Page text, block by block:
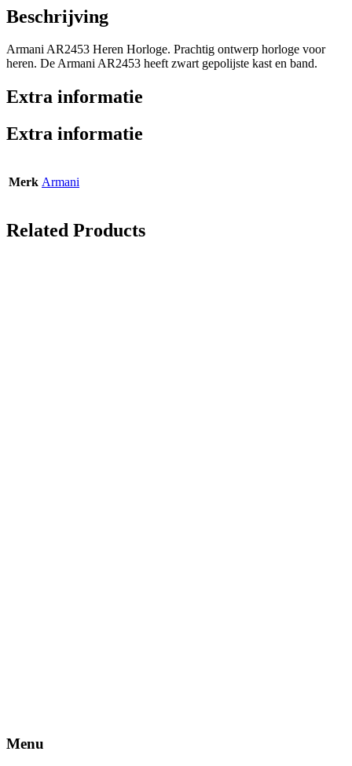
Beschrijving
Armani AR2453 Heren Horloge. Prachtig ontwerp horloge voor
heren. De Armani AR2453 heeft zwart gepolijste kast en band.
Extra informatie
Extra informatie
Merk Armani
Related Products
Menu